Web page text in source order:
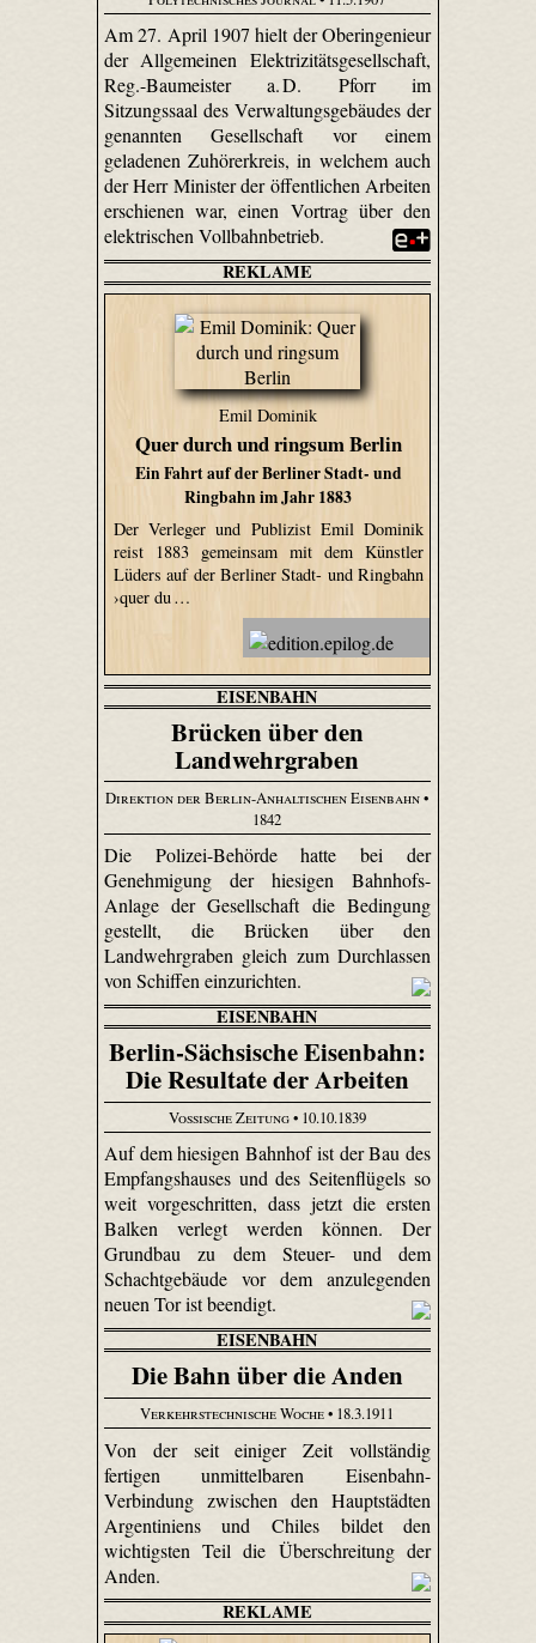
Am 27. April 1907 hielt der Oberingenieur
der Allgemeinen Elektrizitätsgesellschaft,
Reg.-Baumeister a. D. Pforr im
Sitzungssaal des Verwaltungsgebäudes der
genannten Gesellschaft vor einem
geladenen Zuhörerkreis, in welchem auch
der Herr Minister der öffentlichen Arbeiten
erschienen war, einen Vortrag über den
elektrischen Vollbahnbetrieb.
REKLAME
Emil Dominik
Quer durch und ringsum Berlin
Ein Fahrt auf der Berliner Stadt- und
Ringbahn im Jahr 1883
Der Verleger und Publizist Emil Dominik
reist 1883 gemeinsam mit dem Künstler
Lüders auf der Berliner Stadt- und Ringbahn
›quer du …
EISENBAHN
Brücken über den
Landwehrgraben
Direktion der Berlin-Anhaltischen Eisenbahn•
1842
Die Polizei-Behörde hatte bei der
Genehmigung der hiesigen Bahnhofs-
Anlage der Gesellschaft die Bedingung
gestellt, die Brücken über den
Landwehrgraben gleich zum Durchlassen
von Schiffen einzurichten.
EISENBAHN
Berlin-Sächsische Eisenbahn:
Die Resultate der Arbeiten
Vossische Zeitung• 10.10.1839
Auf dem hiesigen Bahnhof ist der Bau des
Empfangshauses und des Seitenflügels so
weit vorgeschritten, dass jetzt die ersten
Balken verlegt werden können. Der
Grundbau zu dem Steuer- und dem
Schachtgebäude vor dem anzulegenden
neuen Tor ist beendigt.
EISENBAHN
Die Bahn über die Anden
Verkehrstechnische Woche• 18.3.1911
Von der seit einiger Zeit vollständig
fertigen unmittelbaren Eisenbahn-
Verbindung zwischen den Hauptstädten
Argentiniens und Chiles bildet den
wichtigsten Teil die Überschreitung der
Anden.
REKLAME